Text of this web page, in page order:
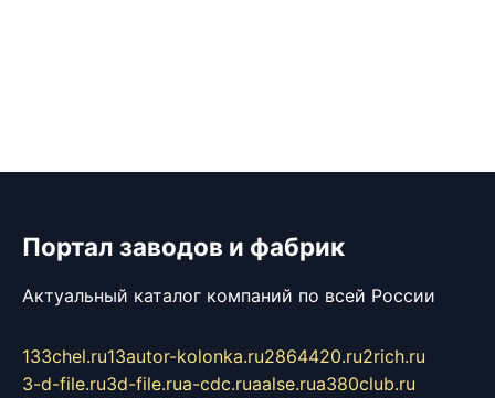
Портал заводов и фабрик
Актуальный каталог компаний по всей России
133chel.ru13autor-kolonka.ru2864420.ru2rich.ru
3-d-file.ru3d-file.rua-cdc.ruaalse.rua380club.ru